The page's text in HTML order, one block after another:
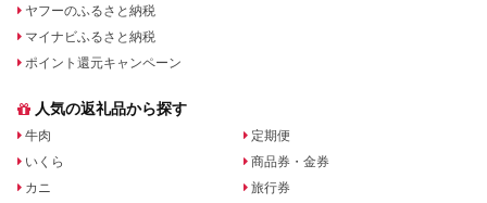
ヤフーのふるさと納税
マイナビふるさと納税
ポイント還元キャンペーン
人気の返礼品から探す
牛肉
いくら
カニ
定期便
商品券・金券
旅行券